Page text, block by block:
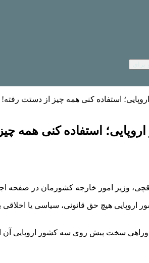
استفاده کنی همه چیز از دستت رفته!
استفاده کنی همه
وزیر امور خارجه کشورمان در صفحه
اروپایی هیچ حق قانونی، سیاسی یا
سخت پیش روی سه کشور اروپایی آن